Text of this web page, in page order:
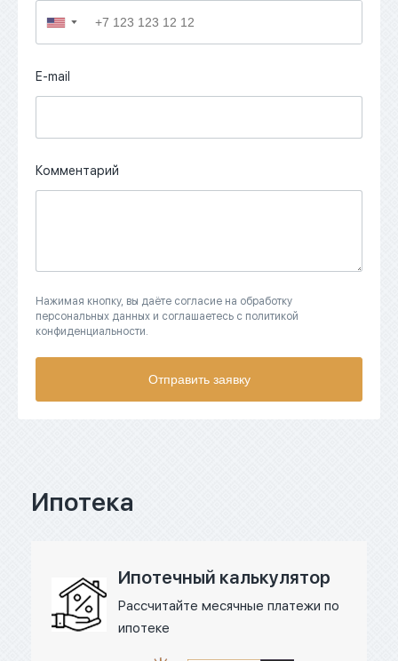
▼
E-mail
Комментарий
Нажимая кнопку, вы даёте согласие на обработку
персональных данных и соглашаетесь с политикой
конфиденциальности.
Отправить заявку
Ипотека
Ипотечный калькулятор
Рассчитайте месячные платежи по
ипотеке